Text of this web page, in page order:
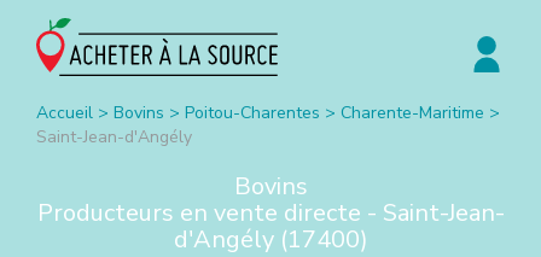
Accueil > Bovins > Poitou-Charentes > Charente-Maritime >
Saint-Jean-d'Angély
Bovins
Producteurs en vente directe - Saint-Jean-
d'Angély(17400)